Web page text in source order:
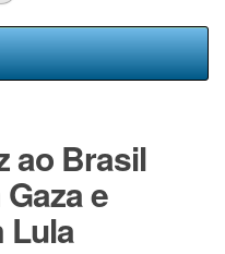
ao Brasil
e
Lula